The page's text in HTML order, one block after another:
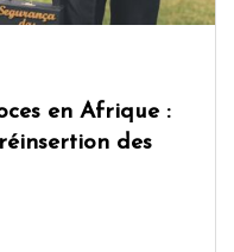
en Afrique :
des